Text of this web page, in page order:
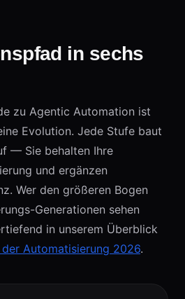
in sechs
zu Agentic Automation ist
Evolution. Jede Stufe baut
— Sie behalten Ihre
und ergänzen
Wer den größeren Bogen
Generationen sehen
in unserem Überblick
der Automatisierung 2026.